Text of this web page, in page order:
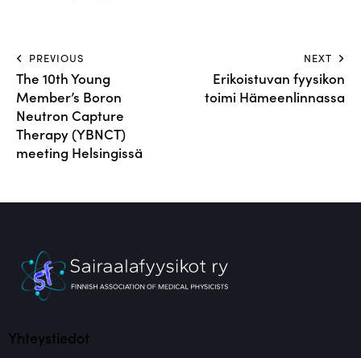
PREVIOUS
The 10th Young
Member’s Boron
Neutron Capture
Therapy (YBNCT)
meeting Helsingissä
NEXT
Erikoistuvan fyysikon
toimi Hämeenlinnassa
Yhteystiedot